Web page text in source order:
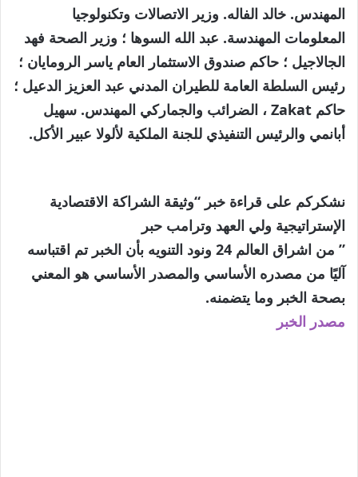
المهندس. خالد الفاله. وزير الاتصالات وتكنولوجيا
المعلومات المهندسة. عبد الله السوها ؛ وزير الصحة فهد
الجالاجيل ؛ حاكم صندوق الاستثمار العام ياسر الرومايان ؛
رئيس السلطة العامة للطيران المدني عبد العزيز الدعيل ؛
حاكم Zakat ، الضرائب والجماركي المهندس. سهيل
أبانمي والرئيس التنفيذي للجنة الملكية لألولا عبير الأكل.
نشكركم على قراءة خبر “وثيقة الشراكة الاقتصادية
الإستراتيجية ولي العهد وترامب حبر
” من اشراق العالم 24 ونود التنويه بأن الخبر تم اقتباسه
آليًا من مصدره الأساسي والمصدر الأساسي هو المعني
بصحة الخبر وما يتضمنه.
مصدر الخبر